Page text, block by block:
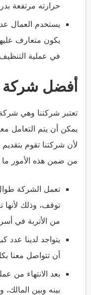
حرارته مرتفعة
يستخدم العمال
يكون متعارف
في عملية
أفضل شركة
تعتبر شركتنا وهي
يمكن أن يتم التعامل
لأن شركتنا تقوم
من ضمن هذه الأمور ما
تعمل الشركة
توقف، وذلك
من الأتربة في
يتواجد لدينا عدد
أن تتواصل معنا
بعد الانتهاء من
بينه وبين